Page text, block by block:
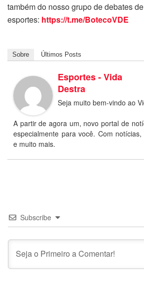
também do nosso grupo de debates de
esportes: https://t.me/BotecoVDE
Sobre Últimos Posts
Esportes - Vida
Destra
Seja muito bem-vindo ao
A partir de agora um, novo portal de
especialmente para você. Com
e muito mais.
Subscribe